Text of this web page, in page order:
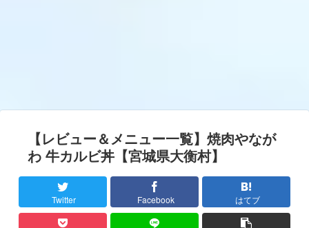
【レビュー＆メニュー一覧】焼肉やなが
わ 牛カルビ丼【宮城県大衡村】
Twitter Facebook はてブ